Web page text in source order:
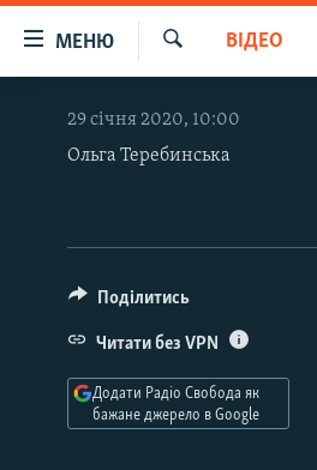
Доступність
посилання
основного
навігації
Перейти
МЕНЮ
РАДІО СВОБОДА – 70 РОКІВ
ВСЕ ЗА ДОБУ
ЕКОНОМІКА
РОСІЙСЬКА «ФІЛЬТРАЦІЯ»
ТИ ЯК?
ВІДЕО
29 січня 2020, 10:00
Ольга Теребинська
Поділитись
Читати без VPN
Додати Радіо Свобода як
бажане джерело в Google